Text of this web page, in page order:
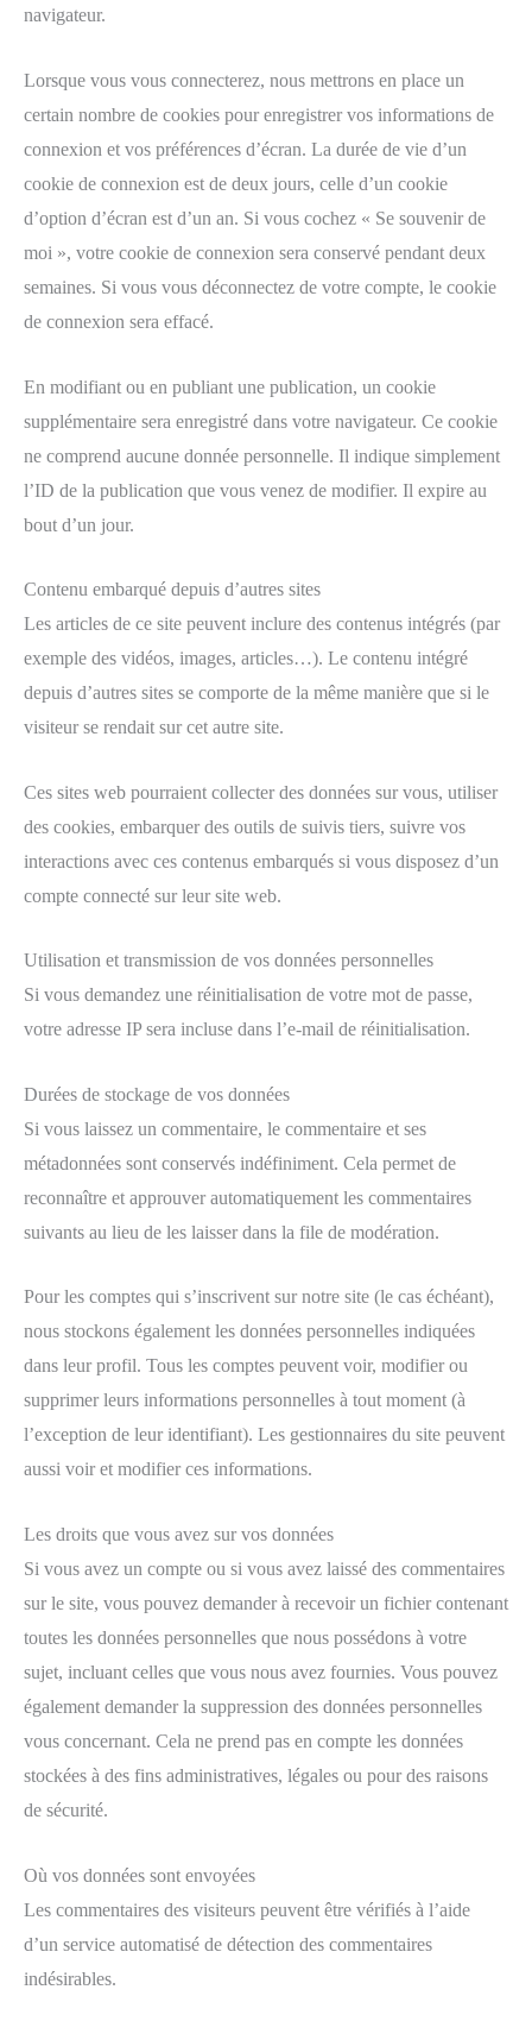
navigateur.
Lorsque vous vous connecterez, nous mettrons en place un
certain nombre de cookies pour enregistrer vos informations de
connexion et vos préférences d’écran. La durée de vie d’un
cookie de connexion est de deux jours, celle d’un cookie
d’option d’écran est d’un an. Si vous cochez « Se souvenir de
moi », votre cookie de connexion sera conservé pendant deux
semaines. Si vous vous déconnectez de votre compte, le cookie
de connexion sera effacé.
En modifiant ou en publiant une publication, un cookie
supplémentaire sera enregistré dans votre navigateur. Ce cookie
ne comprend aucune donnée personnelle. Il indique simplement
l’ID de la publication que vous venez de modifier. Il expire au
bout d’un jour.
Contenu embarqué depuis d’autres sites
Les articles de ce site peuvent inclure des contenus intégrés (par
exemple des vidéos, images, articles…). Le contenu intégré
depuis d’autres sites se comporte de la même manière que si le
visiteur se rendait sur cet autre site.
Ces sites web pourraient collecter des données sur vous, utiliser
des cookies, embarquer des outils de suivis tiers, suivre vos
interactions avec ces contenus embarqués si vous disposez d’un
compte connecté sur leur site web.
Utilisation et transmission de vos données personnelles
Si vous demandez une réinitialisation de votre mot de passe,
votre adresse IP sera incluse dans l’e-mail de réinitialisation.
Durées de stockage de vos données
Si vous laissez un commentaire, le commentaire et ses
métadonnées sont conservés indéfiniment. Cela permet de
reconnaître et approuver automatiquement les commentaires
suivants au lieu de les laisser dans la file de modération.
Pour les comptes qui s’inscrivent sur notre site (le cas échéant),
nous stockons également les données personnelles indiquées
dans leur profil. Tous les comptes peuvent voir, modifier ou
supprimer leurs informations personnelles à tout moment (à
l’exception de leur identifiant). Les gestionnaires du site peuvent
aussi voir et modifier ces informations.
Les droits que vous avez sur vos données
Si vous avez un compte ou si vous avez laissé des commentaires
sur le site, vous pouvez demander à recevoir un fichier contenant
toutes les données personnelles que nous possédons à votre
sujet, incluant celles que vous nous avez fournies. Vous pouvez
également demander la suppression des données personnelles
vous concernant. Cela ne prend pas en compte les données
stockées à des fins administratives, légales ou pour des raisons
de sécurité.
Où vos données sont envoyées
Les commentaires des visiteurs peuvent être vérifiés à l’aide
d’un service automatisé de détection des commentaires
indésirables.